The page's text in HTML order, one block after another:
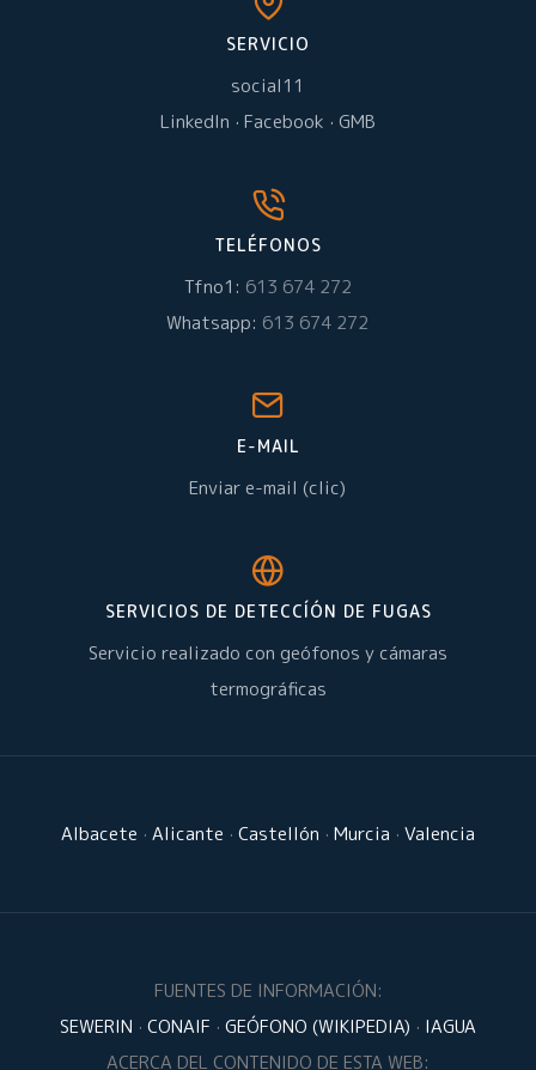
SERVICIO
social11
LinkedIn · Facebook · GMB
TELÉFONOS
Tfno1: 613 674 272
Whatsapp: 613 674 272
E-MAIL
Enviar e-mail (clic)
SERVICIOS DE DETECCÍÓN DE FUGAS
Servicio realizado con geófonos y cámaras
termográficas
Albacete · Alicante · Castellón · Murcia · Valencia
FUENTES DE INFORMACIÓN:
SEWERIN · CONAIF · GEÓFONO (WIKIPEDIA) · IAGUA
ACERCA DEL CONTENIDO DE ESTA WEB: